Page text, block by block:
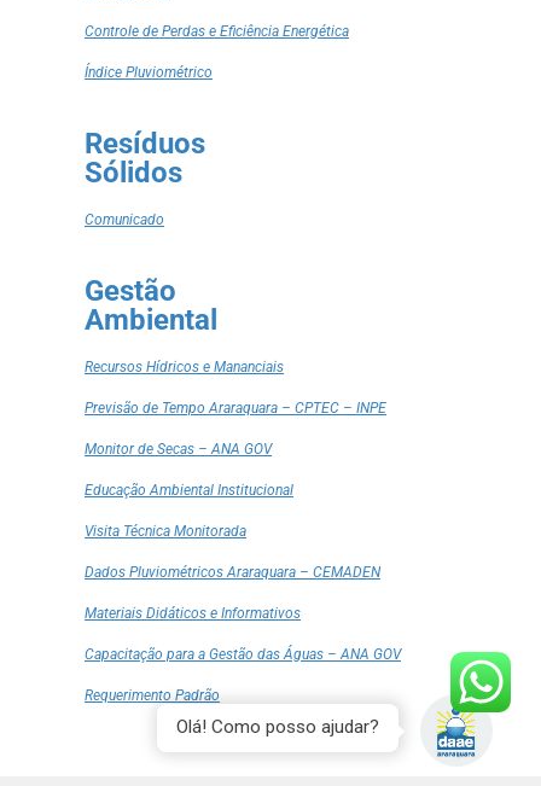
Controle de Perdas e Eficiência Energética
Índice Pluviométrico
Resíduos
Sólidos
Comunicado
Gestão
Ambiental
Recursos Hídricos e Mananciais
Previsão de Tempo Araraquara – CPTEC – INPE
Monitor de Secas – ANA GOV
Educação Ambiental Institucional
Visita Técnica Monitorada
Dados Pluviométricos Araraquara – CEMADEN
Materiais Didáticos e Informativos
Capacitação para a Gestão das Águas – ANA GOV
Requerimento Padrão
Olá! Como posso ajudar?